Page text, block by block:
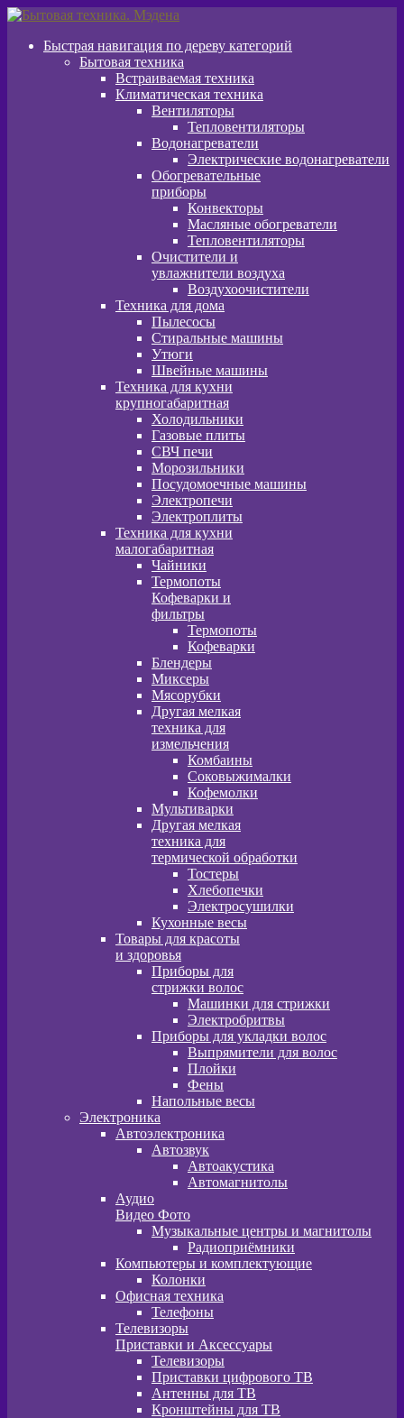
Перейти
навигации
Перейти
содержимому
Быстрая навигация по дереву категорий
Бытовая техника
Встраиваемая техника
Климатическая техника
Вентиляторы
Тепловентиляторы
Водонагреватели
Электрические водонагреватели
Обогревательные
приборы
Конвекторы
Масляные обогреватели
Тепловентиляторы
Очистители и
увлажнители воздуха
Воздухоочистители
Техника для дома
Пылeсосы
Стиральные машины
Утюги
Швейные машины
Техника для кухни
крупногабаритная
Холодильники
Газовые плиты
СВЧ печи
Морозильники
Посудомоечные машины
Электропечи
Электроплиты
Техника для кухни
малогабаритная
Чайники
Термопоты
Кофеварки и
фильтры
Термопоты
Кофеварки
Блендеры
Миксеры
Мясорубки
Другая мелкая
техника для
измельчения
Комбаины
Соковыжималки
Кофемолки
Мультиварки
Другая мелкая
техника для
термической обработки
Тостеры
Хлебопечки
Электросушилки
Кухонные весы
Товары для красоты
и здоровья
Приборы для
стрижки волос
Машинки для стрижки
Электробритвы
Приборы для укладки волос
Выпрямители для волос
Плойки
Фены
Напольные весы
Электроника
Автоэлектроника
Автозвук
Автоакустика
Автомагнитолы
Аудио
Видео Фото
Музыкальные центры и магнитолы
Радиоприёмники
Компьютеры и комплектующие
Колонки
Офисная техника
Телефоны
Телевизоры
Приставки и Аксессуары
Телевизоры
Приставки цифрового ТВ
Антенны для ТВ
Кронштейны для ТВ